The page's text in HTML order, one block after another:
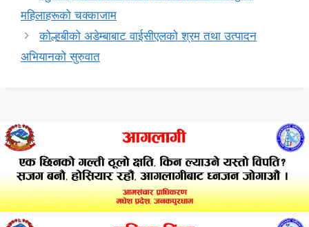
महिलाहरूको चक्काजाम
कोल्हबीको अडेम्बाबाट वाईसीएलको श्रम तथा उत्पादन
अभियानको सुरुवात